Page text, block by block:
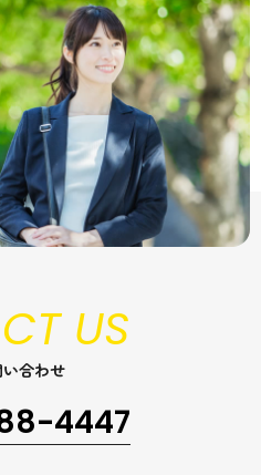
US
合わせ
4447